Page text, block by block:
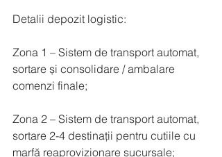
Detalii depozit logistic:
Zona 1 – Sistem de transport automat,
sortare și consolidare / ambalare
comenzi finale;
Zona 2 – Sistem de transport automat,
sortare 2-4 destinații pentru cutiile cu
marfă reaprovizionare sucursale;